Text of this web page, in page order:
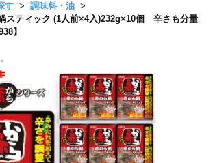
す
調味料・油
ティック (1人前×4入)232g×10個 辛さも分量
】